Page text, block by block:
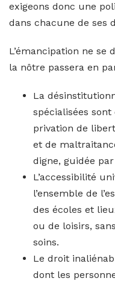
exigeons donc une
dans chacune de ses
L’émancipation ne
la nôtre passera en
La
spécialisées
privation de
et de
digne, guidée
L’accessibilité
l’ensemble de
des écoles et
ou de loisirs,
soins.
Le droit
dont les